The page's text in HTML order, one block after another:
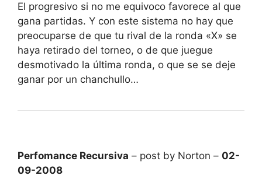
El progresivo si no me equivoco favorece al que
gana partidas. Y con este sistema no hay que
preocuparse de que tu rival de la ronda «X» se
haya retirado del torneo, o de que juegue
desmotivado la última ronda, o que se se deje
ganar por un chanchullo…
Perfomance Recursiva – post by Norton – 02-
09-2008